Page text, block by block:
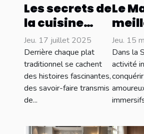
Les secrets de
la cuisine
locale :
délices et
traditions
culinaires
Jeu. 17 juillet 2025
Derrière chaque plat
traditionnel se cachent
des histoires fascinantes,
des savoir-faire transmis
de...
Le
Jeu. 15
Dans la
activité